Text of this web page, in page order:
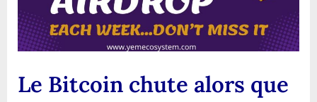
Le Bitcoin chute alors que